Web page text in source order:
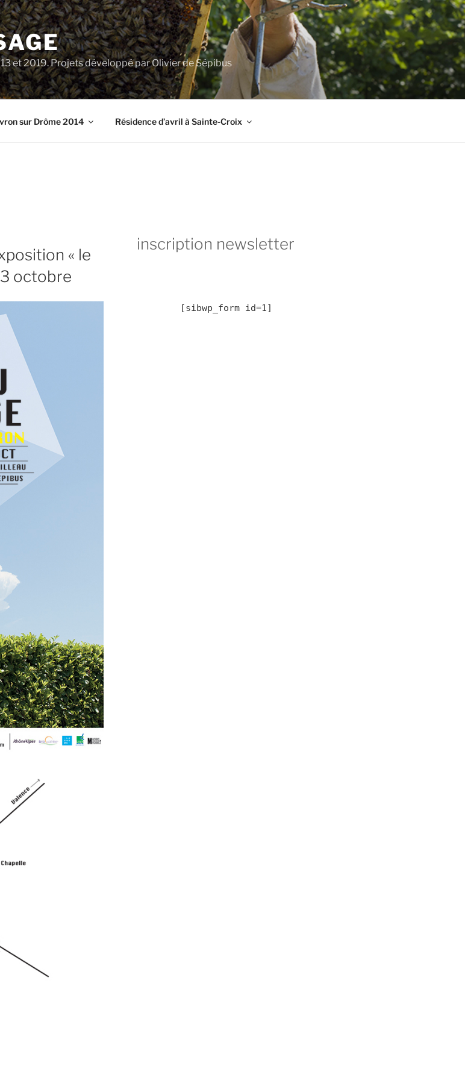
et 2019. Projets développé par Olivier de Sépibus
sur Drôme 2014 Résidence d’avril à Sainte-Croix
« le
octobre
inscription newsletter
	[sibwp_form id=1]